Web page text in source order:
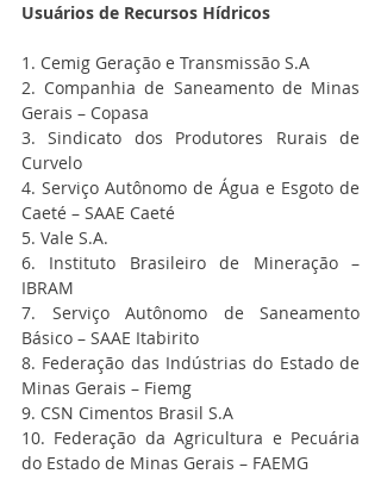
Usuários de Recursos Hídricos
1. Cemig Geração e Transmissão S.A
2. Companhia de Saneamento de Minas
Gerais – Copasa
3. Sindicato dos Produtores Rurais de
Curvelo
4. Serviço Autônomo de Água e Esgoto de
Caeté – SAAE Caeté
5. Vale S.A.
6. Instituto Brasileiro de Mineração –
IBRAM
7. Serviço Autônomo de Saneamento
Básico – SAAE Itabirito
8. Federação das Indústrias do Estado de
Minas Gerais – Fiemg
9. CSN Cimentos Brasil S.A
10. Federação da Agricultura e Pecuária
do Estado de Minas Gerais – FAEMG